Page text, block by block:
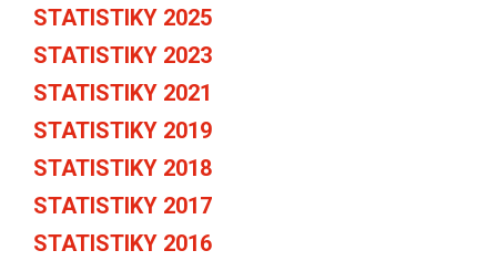
STATISTIKY 2025
STATISTIKY 2023
STATISTIKY 2021
STATISTIKY 2019
STATISTIKY 2018
STATISTIKY 2017
STATISTIKY 2016